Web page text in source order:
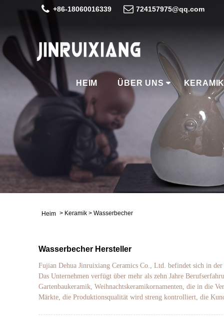
+86-18060016339 724157975@qq.com
HEIM ÜBER UNS KERAMIK
Heim > Keramik > Wasserbecher
Wasserbecher Hersteller
Fujian Dehua Jinruixiang Ceramics Co., Ltd. befindet sich in
Das Unternehmen verfügt über mehr als zehn Jahre
Gartenbaukeramik, Weihnachtskeramikornamenten, die in die
Märkte, die Produktionsqualität wird streng kontrolliert, die